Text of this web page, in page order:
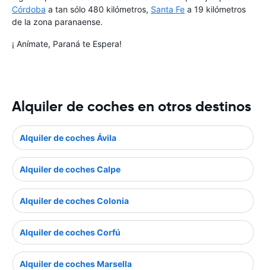
Córdoba a tan sólo 480 kilómetros, Santa Fe a 19 kilómetros
de la zona paranaense.
¡ Anímate, Paraná te Espera!
Alquiler de coches en otros destinos
Alquiler de coches Ávila
Alquiler de coches Calpe
Alquiler de coches Colonia
Alquiler de coches Corfú
Alquiler de coches Marsella